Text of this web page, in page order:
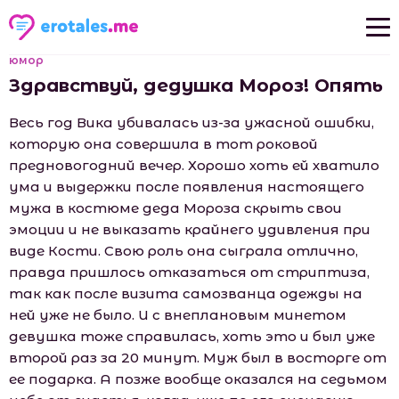
Новые рассказы
Популярные рассказы
юмор
Здравствуй, дедушка Мороз! Опять
Весь год Вика убивалась из-за ужасной ошибки,
которую она совершила в тот роковой
предновогодний вечер. Хорошо хоть ей хватило
ума и выдержки после появления настоящего
мужа в костюме деда Мороза скрыть свои
эмоции и не выказать крайнего удивления при
виде Кости. Свою роль она сыграла отлично,
правда пришлось отказаться от стриптиза,
так как после визита самозванца одежды на
ней уже не было. И с внеплановым минетом
девушка тоже справилась, хоть это и был уже
второй раз за 20 минут. Муж был в восторге от
ее подарка. А позже вообще оказался на седьмом